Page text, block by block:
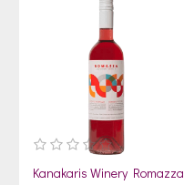
Kanakaris Winery Romazza